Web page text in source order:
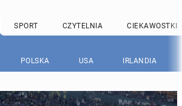
SPORT CZYTELNIA CIEKAWOSTKI
POLSKA USA IRLANDIA